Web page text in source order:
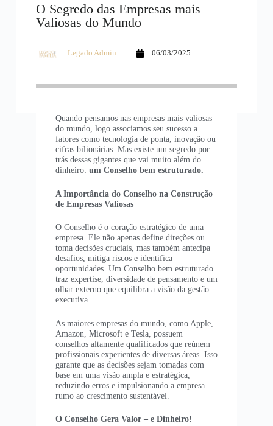
O Segredo das Empresas mais
Valiosas do Mundo
Legado Admin 06/03/2025
Quando pensamos nas empresas mais valiosas
do mundo, logo associamos seu sucesso a
fatores como tecnologia de ponta, inovação ou
cifras bilionárias. Mas existe um segredo por
trás dessas gigantes que vai muito além do
dinheiro: um Conselho bem estruturado.
A Importância do Conselho na Construção
de Empresas Valiosas
O Conselho é o coração estratégico de uma
empresa. Ele não apenas define direções ou
toma decisões cruciais, mas também antecipa
desafios, mitiga riscos e identifica
oportunidades. Um Conselho bem estruturado
traz expertise, diversidade de pensamento e um
olhar externo que equilibra a visão da gestão
executiva.
As maiores empresas do mundo, como Apple,
Amazon, Microsoft e Tesla, possuem
conselhos altamente qualificados que reúnem
profissionais experientes de diversas áreas. Isso
garante que as decisões sejam tomadas com
base em uma visão ampla e estratégica,
reduzindo erros e impulsionando a empresa
rumo ao crescimento sustentável.
O Conselho Gera Valor – e Dinheiro!